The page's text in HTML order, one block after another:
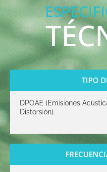
TIPO
DPOAE (Emisiones
Distorsión).